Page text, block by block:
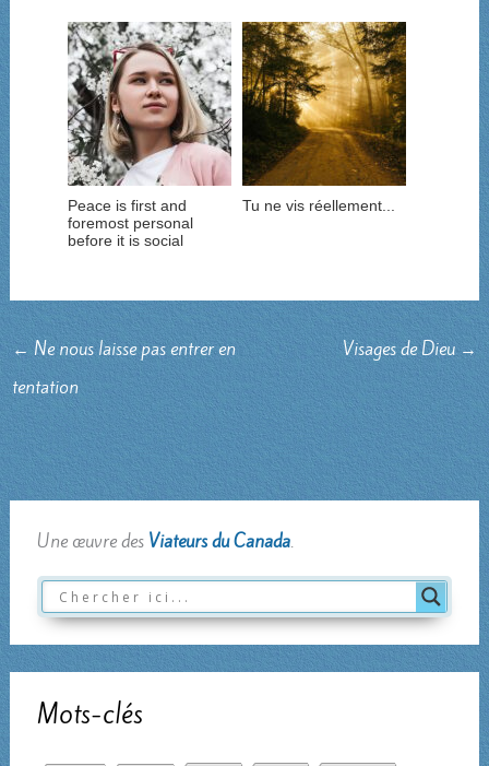
Peace is first and
foremost personal
before it is social
Tu ne vis réellement...
←Ne nous laisse pas entrer en
tentation
Visages de Dieu→
Une œuvre des Viateurs du Canada.
Mots-clés